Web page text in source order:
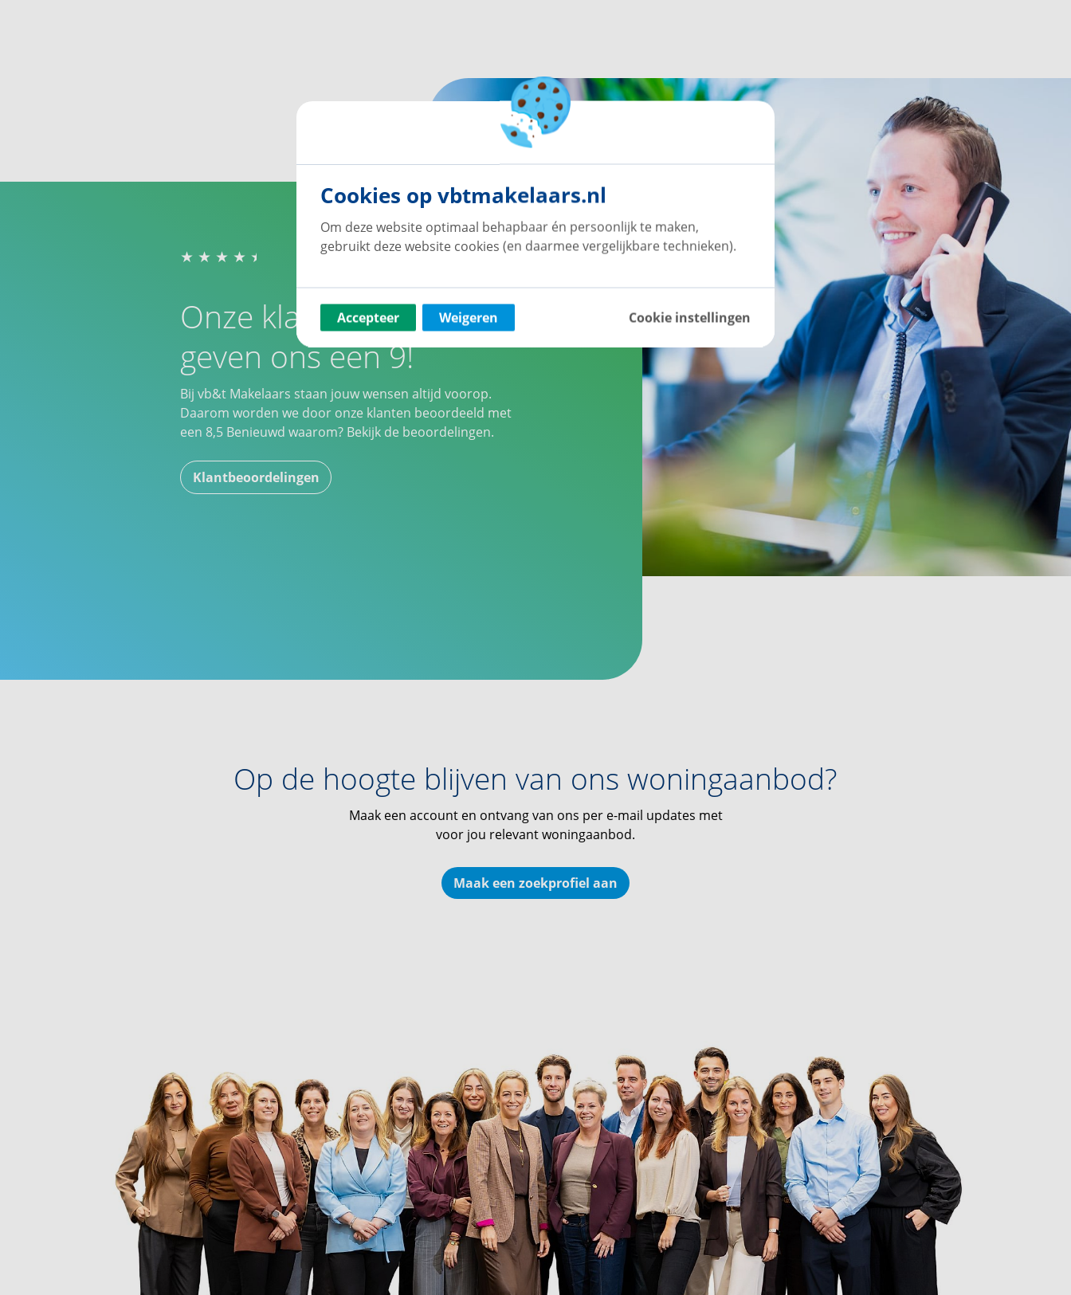
Onze klanten
geven ons een 9!
Bij vb&t Makelaars staan jouw wensen altijd voorop.
Daarom worden we door onze klanten beoordeeld met
een 8,5 Benieuwd waarom? Bekijk de beoordelingen.
Klantbeoordelingen
Op de hoogte blijven van ons woningaanbod?
Maak een account en ontvang van ons per e-mail updates met
voor jou relevant woningaanbod.
Maak een zoekprofiel aan
Cookies op vbtmakelaars.nl
Om deze website optimaal behapbaar én persoonlijk te maken,
gebruikt deze website cookies (en daarmee vergelijkbare technieken).
Accepteer Weigeren Cookie instellingen